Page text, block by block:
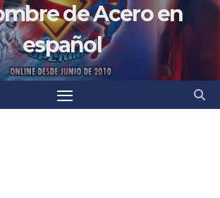
de Acero en
español